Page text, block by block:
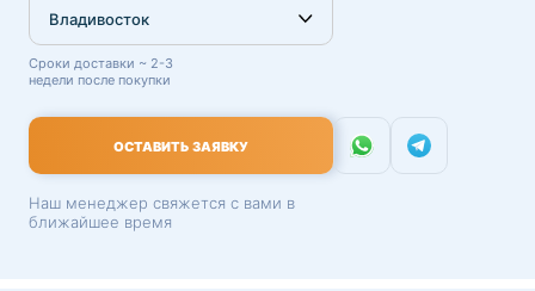
Сроки доставки ~ 2-3
недели после покупки
ОСТАВИТЬ ЗАЯВКУ
Наш менеджер свяжется с вами в
ближайшее время